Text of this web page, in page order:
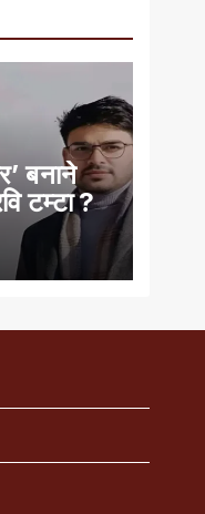
बनाने
टम्टा ?